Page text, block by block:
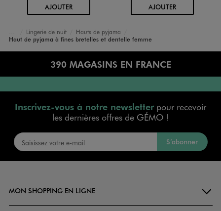
AJOUTERAU PANIER AJOUTERAU PANIER
Accueil
Femme
Lingerie
Lingerie de nuit
Hauts de pyjama
Haut de pyjama à fines bretelles et dentelle femme
390 MAGASINS EN FRANCE
Inscrivez-vous à notre newsletterpour recevoir
les dernières offres de GÉMO !
S’abonner
MON SHOPPING EN LIGNE